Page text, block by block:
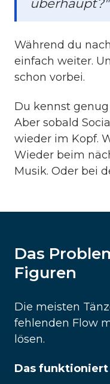
überhaupt?"
Während du
einfach weiter.
schon vorbei.
Du kennst
Aber sobald
wieder im Kopf.
Wieder beim
Musik. Oder bei
Das
Figuren
Die meisten
fehlenden Flow
lösen.
Das